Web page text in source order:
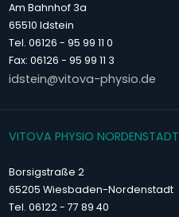
Am Bahnhof 3a
65510 Idstein
Tel. 06126 - 95 99 11 0
Fax: 06126 - 95 99 11 3
idstein@vitova-physio.de
VITOVA PHYSIO NORDENSTADT
Borsigstraße 2
65205 Wiesbaden-Nordenstadt
Tel. 06122 - 77 89 40